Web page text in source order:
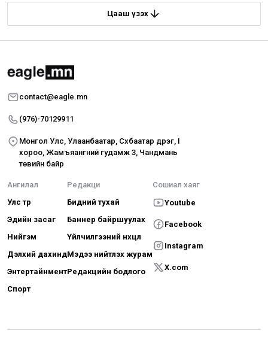
Цааш үзэх
contact@eagle.mn
(976)-70129911
Монгол Улс, Улаанбаатар, Сүхбаатар дүүрэг, I
хороо, Жамъяангүний гудамж 3, Чандмань
төвийн байр
Ангилал
Улс төр
Эдийн засаг
Нийгэм
Дэлхий дахинд
Энтертайнмент
Спорт
Редакци
Бидний тухай
Баннер байршуулах
Үйлчилгээний нөхцөл
Мэдээ нийтлэх журам
Редакцийн бодлого
Сошиал хаяг
Youtube
Facebook
Instagram
X.com